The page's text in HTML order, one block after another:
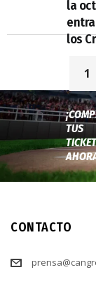
TUS
1
CONTACTO